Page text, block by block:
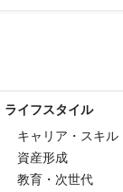
ライフスタイル
キャリア・スキル
資産形成
教育・次世代